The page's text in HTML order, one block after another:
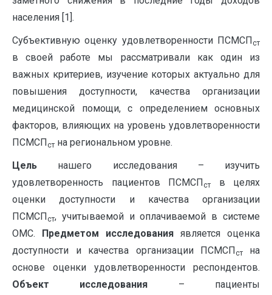
населения [1].
Субъективную оценку удовлетворенности ПСМСПст
в своей работе мы рассматривали как один из
важных критериев, изучение которых актуально для
повышения доступности, качества организации
медицинской помощи, с определением основных
факторов, влияющих на уровень удовлетворенности
ПСМСПст на региональном уровне.
Цель нашего исследования – изучить
удовлетворенность пациентов ПСМСПст
в целях
оценки доступности и качества организации
ПСМСПст, учитываемой и оплачиваемой в системе
ОМС. Предметом исследования является оценка
доступности и качества организации ПСМСПст на
основе оценки удовлетворенности респондентов.
Объект исследования – пациенты